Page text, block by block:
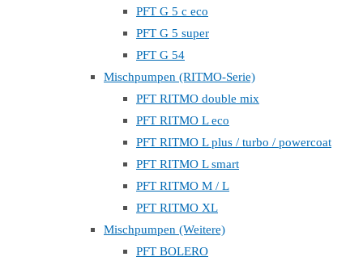
PFT G 5 c eco
PFT G 5 super
PFT G 54
Mischpumpen (RITMO-Serie)
PFT RITMO double mix
PFT RITMO L eco
PFT RITMO L plus / turbo / powercoat
PFT RITMO L smart
PFT RITMO M / L
PFT RITMO XL
Mischpumpen (Weitere)
PFT BOLERO